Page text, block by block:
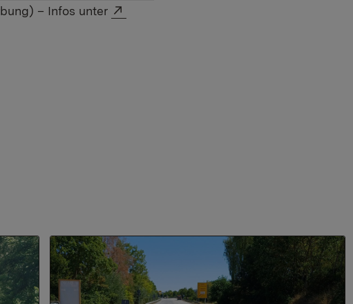
– Infos unter